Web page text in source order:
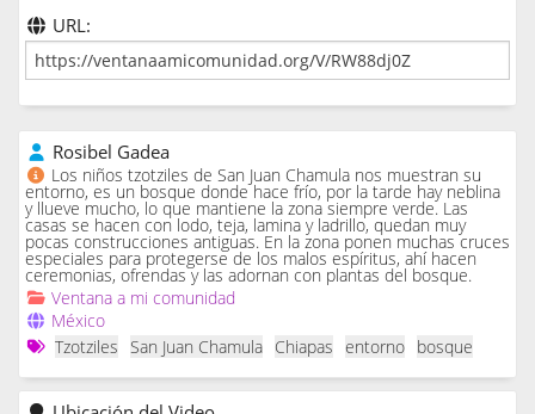
URL:
Rosibel Gadea
Los niños tzotziles de San Juan Chamula nos muestran su
entorno, es un bosque donde hace frío, por la tarde hay neblina
y llueve mucho, lo que mantiene la zona siempre verde. Las
casas se hacen con lodo, teja, lamina y ladrillo, quedan muy
pocas construcciones antiguas. En la zona ponen muchas cruces
especiales para protegerse de los malos espíritus, ahí hacen
ceremonias, ofrendas y las adornan con plantas del bosque.
Ventana a mi comunidad
México
Tzotziles
San Juan Chamula Chiapas entorno bosque